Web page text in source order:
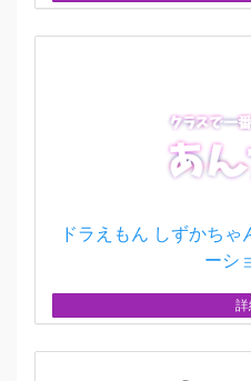
ドラえもん しずかち
ーシ